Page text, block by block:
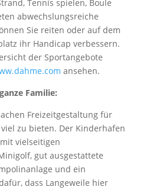
Tennis spielen, Boule
abwechslungsreiche
Sie reiten oder auf dem
ihr Handicap verbessern.
der Sportangebote
ansehen.
Familie:
Freizeitgestaltung für
zu bieten. Der Kinderhafen
vielseitigen
gut ausgestattete
und ein
dass Langeweile hier